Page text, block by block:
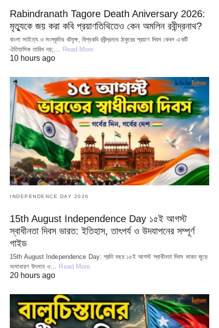
Rabindranath Tagore Death Aniversary 2026:
মৃত্যুকে জয় করা কবি প্রয়াণতিথিতেও কেন অমলিন রবীন্দ্রনাথ?
বাংলা সাহিত্য ও সংস্কৃতির বটবৃক্ষ, বিশ্বকবি রবীন্দ্রনাথ ঠাকুরের প্রয়াণ দিবস কেবল একটি
ঐতিহাসিক তারিখ নয়;… Read More
10 hours ago
INDEPENDENCE DAY 2026
15th August Independence Day ১৫ই আগস্ট
স্বাধীনতা দিবস ভারত: ইতিহাস, তাৎপর্য ও উদযাপনের সম্পূর্ণ
গাইড
15th August Independence Day: প্রতি বছর ১৫ই আগস্ট স্বাধীনতা দিবস ভারত জুড়ে
অসাধারণ উৎসাহ ও… Read More
20 hours ago